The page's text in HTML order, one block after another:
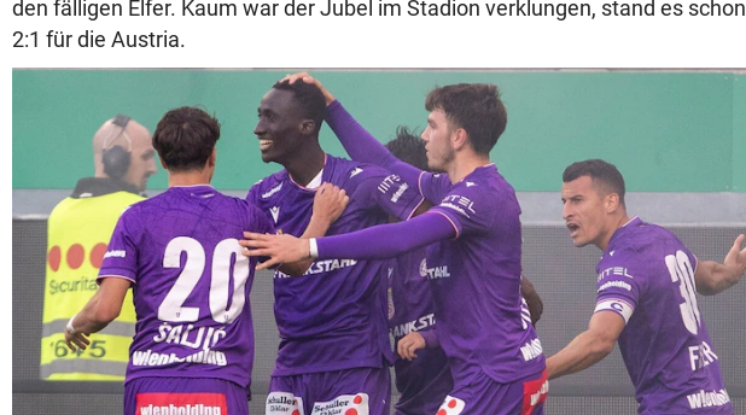
den fälligen Elfer. Kaum war der Jubel im Stadion verklungen, stand es schon
2:1 für die Austria.